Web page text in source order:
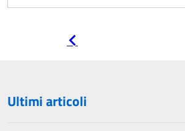
Ultimi articoli